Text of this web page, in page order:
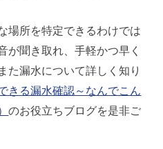
場所を特定できるわけでは
が聞き取れ、手軽かつ早く
た漏水について詳しく知り
きる漏水確認～なんでこん
のお役立ちブログを是非ご